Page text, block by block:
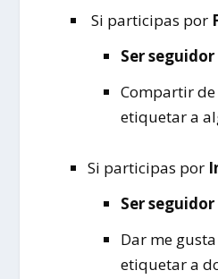
Si participas por
Ser seguidor
Compartir
etiquetar a
Si participas por
Ser seguidor
Dar me
etiquetar a